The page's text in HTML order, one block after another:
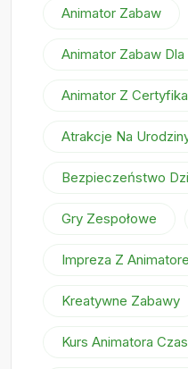
Animator Zabaw
Animator Zabaw
Animator Z
Atrakcje Na
Bezpieczeństwo
Gry Zespołowe
Impreza Z
Kreatywne Zabawy
Kurs Animatora